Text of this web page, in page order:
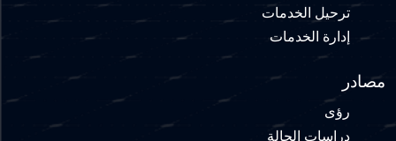
ترحيل الخدمات
إدارة الخدمات
مصادر
رؤى
دراسات الحالة